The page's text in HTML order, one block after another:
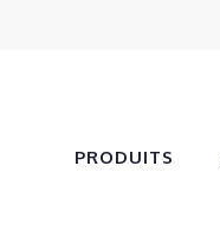
PRODUITS